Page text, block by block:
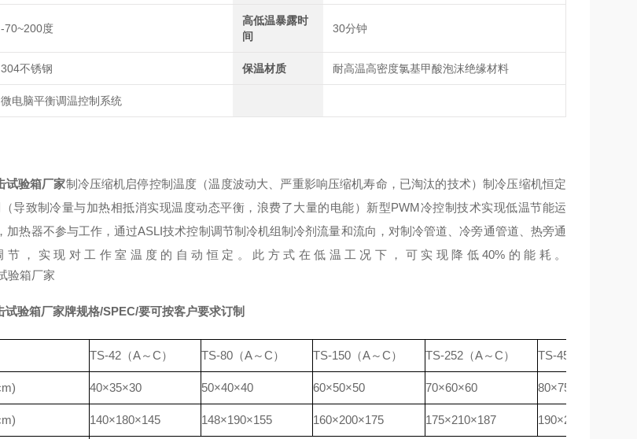
-70~200度
高低温暴露时
间
30分钟
304不锈钢 保温材质 耐高温高密度氯基甲酸泡沫绝缘材料
微电脑平衡调温控制系统
试验箱厂家制冷压缩机启停控制温度（温度波动大、严重影响压缩机寿命，已淘汰的技术）制冷压缩机恒定
导致制冷量与加热相抵消实现温度动态平衡，浪费了大量的电能）新型PWM冷控制技术实现低温节能运
加热器不参与工作，通过ASLI技术控制调节制冷机组制冷剂流量和流向，对制冷管道、冷旁通管道、热旁通
节，实现对工作室温度的自动恒定。此方式在低温工况下，可实现降低40%的能耗。
试验箱厂家牌规格/SPEC/要可按客户要求订制
TS-42（A～C） TS-80（A～C） TS-150（A～C） TS-252（A～C） TS-450（A～C）
40×35×30 50×40×40 60×50×50 70×60×60 80×75×75
140×180×145 148×190×155 160×200×175 175×210×187 190×220×200